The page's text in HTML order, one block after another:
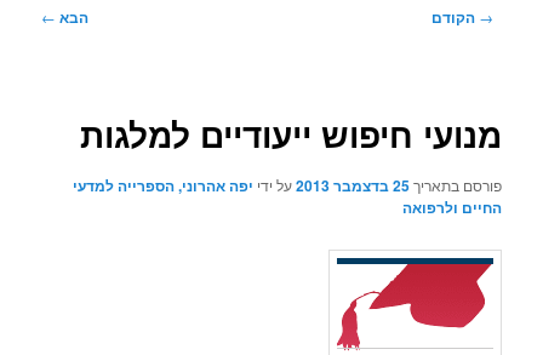
ניווט
→ הקודם הבא ←
מנועי חיפוש ייעודיים למלגות
פורסם בתאריך25 בדצמבר 2013 על ידי יפה אהרוני, הספרייה למדעי
החיים ולרפואה